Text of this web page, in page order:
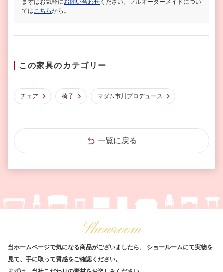
まずはお気軽にお問い合わせ ください。フルオーダーメイドについ
ては こちらから。
この家具のカテゴリー
チェア 椅子 マダム市川プロデュース
一覧に戻る
Showroom
当ホームページで気になる商品がございましたら、
ショールームにて実物を
見て、手に取って質感をご確認ください。